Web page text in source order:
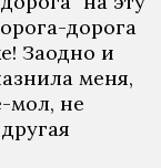
дорога
Заодно и
меня,
мол, не